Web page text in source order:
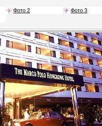
Фото 2
Фото 3